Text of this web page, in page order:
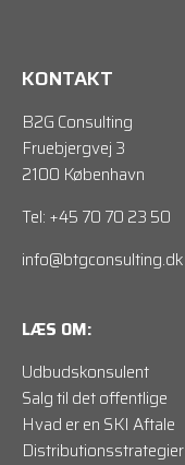
KONTAKT
B2G Consulting
Fruebjergvej 3
2100 København
Tel: +45 70 70 23 50
info@btgconsulting.dk
LÆS OM:
Udbudskonsulent
Salg til det offentlige
Hvad er en SKI Aftale
Distributionsstrategier